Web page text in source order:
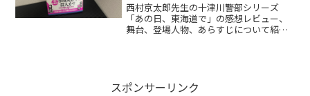
西村京太郎先生の十津川警部シリーズ
「あの日、東海道で」の感想レビュー、
舞台、登場人物、あらすじについて紹介
スポンサーリンク